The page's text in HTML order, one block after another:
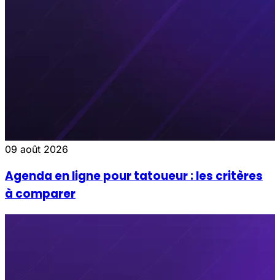
09 août 2026
Agenda en ligne pour tatoueur : les critères
à comparer